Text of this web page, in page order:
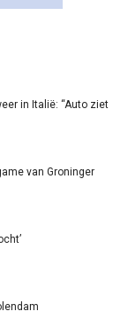
in Italië: “Auto ziet
van Groninger